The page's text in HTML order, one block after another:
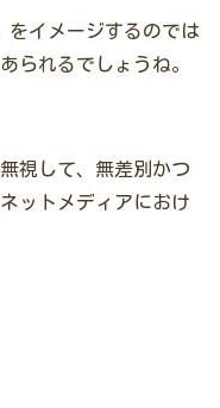
をイメージするのでは
られるでしょうね。
視して、無差別かつ
ットメディアにおけ